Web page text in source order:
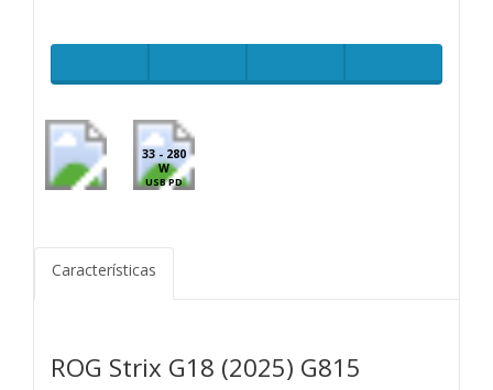
33 - 280
W
USB PD
Características
ROG Strix G18 (2025) G815